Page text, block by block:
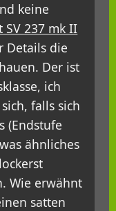
keine
SV 237 mk II
Details die
Der ist
ich
falls sich
(Endstufe
ähnliches
Wie erwähnt
satten